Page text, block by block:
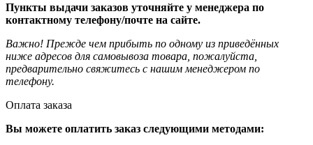
Пункты выдачи заказов уточняйте у менеджера по
контактному телефону/почте на сайте.
Важно! Прежде чем прибыть по одному из приведённых
ниже адресов для самовывоза товара, пожалуйста,
предварительно свяжитесь с нашим менеджером по
телефону.
Оплата заказа
Вы можете оплатить заказ следующими методами: